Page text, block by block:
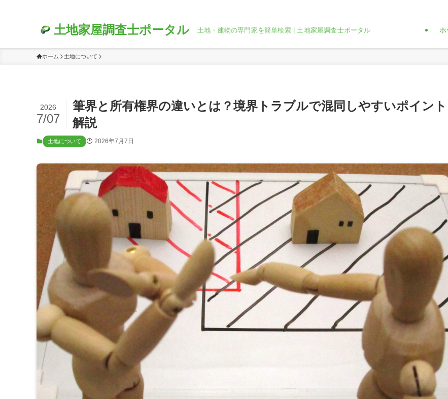
土地家屋調査士ポータル 土地・建物の専門家を簡単検索 | 土地家屋調査士ポータル
ホーム 土地について
筆界と所有権界の違いとは？境界トラブルで混同しやすいポイン
解説
2026
7/07
土地について 2026年7月7日